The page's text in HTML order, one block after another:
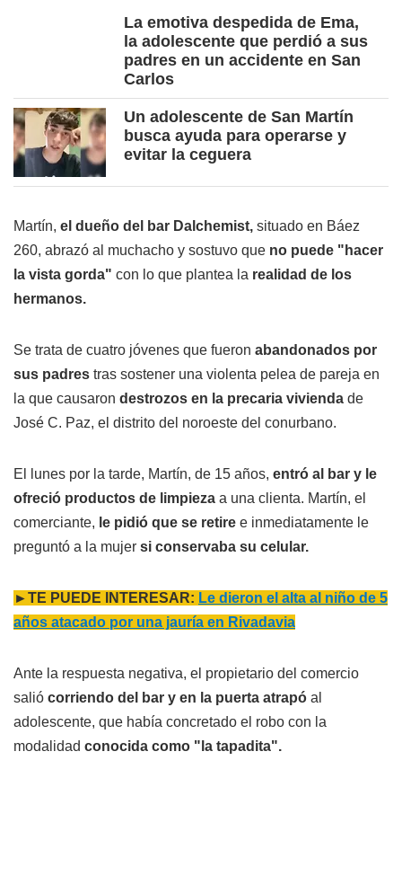
La emotiva despedida de Ema,
la adolescente que perdió a sus
padres en un accidente en San
Carlos
Un adolescente de San Martín
busca ayuda para operarse y
evitar la ceguera
Martín, el dueño del bar Dalchemist, situado en Báez
260, abrazó al muchacho y sostuvo que no puede "hacer
la vista gorda" con lo que plantea la realidad de los
hermanos.
Se trata de cuatro jóvenes que fueron abandonados por
sus padres tras sostener una violenta pelea de pareja en
la que causaron destrozos en la precaria vivienda de
José C. Paz, el distrito del noroeste del conurbano.
El lunes por la tarde, Martín, de 15 años, entró al bar y le
ofreció productos de limpieza a una clienta. Martín, el
comerciante, le pidió que se retire e inmediatamente le
preguntó a la mujer si conservaba su celular.
►TE PUEDE INTERESAR: Le dieron el alta al niño de 5
años atacado por una jauría en Rivadavia
Ante la respuesta negativa, el propietario del comercio
salió corriendo del bar y en la puerta atrapó al
adolescente, que había concretado el robo con la
modalidad conocida como "la tapadita".